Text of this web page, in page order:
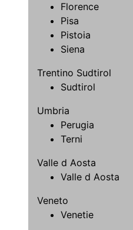
Florence
Pisa
Pistoia
Siena
Trentino Sudtirol
Sudtirol
Umbria
Perugia
Terni
Valle d Aosta
Valle d Aosta
Veneto
Venetie